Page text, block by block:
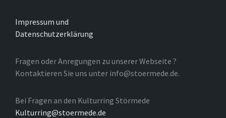
Impressum und
Datenschutzerklärung
Fragen oder Anregungen zu unserer Webseite ?
Kontaktieren Sie uns unter info@stoermede.de.
Bei Fragen an den Kulturring Störmede
Kulturring@stoermede.de